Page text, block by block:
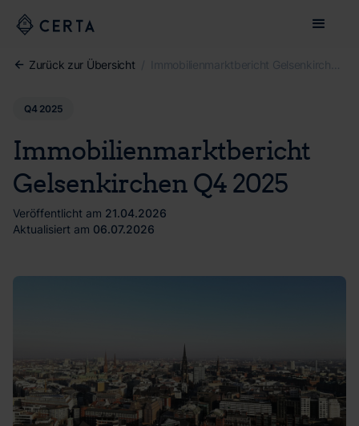
Zurück zur Übersicht /
Q4 2025
Immobilienmarktbericht
Gelsenkirchen Q4 2025
Veröffentlicht am 21.04.2026
Aktualisiert am 06.07.2026